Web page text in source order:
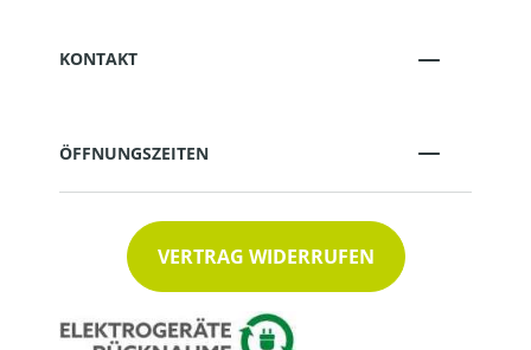
KONTAKT
ÖFFNUNGSZEITEN
VERTRAG WIDERRUFEN